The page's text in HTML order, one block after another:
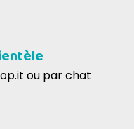
est un adjuvant
cutanées, mais il ne
prescrit par
ou par chat